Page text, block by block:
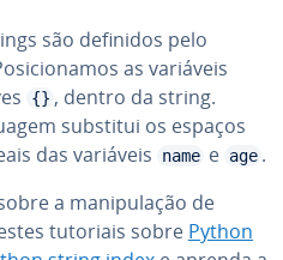
são definidos pelo
as variáveis
{} , dentro da string.
substitui os espaços
das variáveis
name e age .
a ma­ni­pu­la­ção de
tutoriais sobre Python